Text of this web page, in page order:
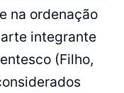
na ordenação
integrante
(Filho,